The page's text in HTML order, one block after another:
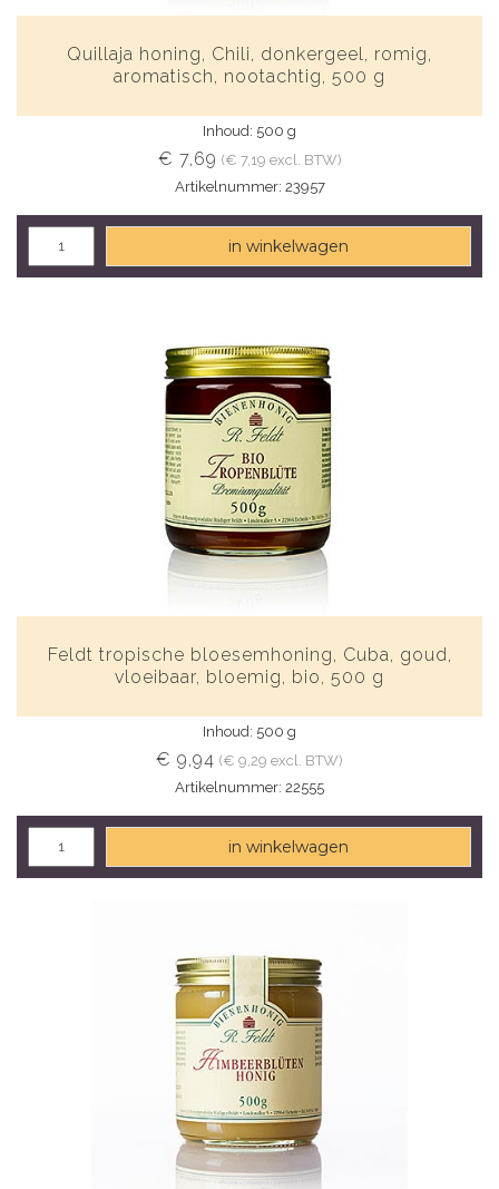
Quillaja honing, Chili, donkergeel, romig,
aromatisch, nootachtig, 500 g
Inhoud: 500 g
€ 7,69 (€ 7,19 excl. BTW)
Artikelnummer: 23957
in winkelwagen
Feldt tropische bloesemhoning, Cuba, goud,
vloeibaar, bloemig, bio, 500 g
Inhoud: 500 g
€ 9,94 (€ 9,29 excl. BTW)
Artikelnummer: 22555
in winkelwagen